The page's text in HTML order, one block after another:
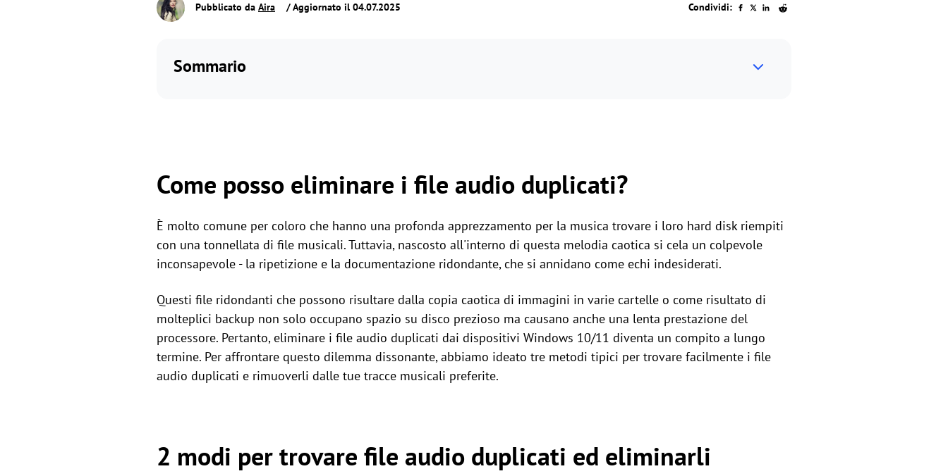
Pubblicato da Aira / Aggiornato il 04.07.2025 Condividi:
Sommario
Come posso eliminare i file audio duplicati?
È molto comune per coloro che hanno una profonda apprezzamento per la musica trovare i loro hard disk riempiti
con una tonnellata di file musicali. Tuttavia, nascosto all'interno di questa melodia caotica si cela un colpevole
inconsapevole - la ripetizione e la documentazione ridondante, che si annidano come echi indesiderati.
Questi file ridondanti che possono risultare dalla copia caotica di immagini in varie cartelle o come risultato di
molteplici backup non solo occupano spazio su disco prezioso ma causano anche una lenta prestazione del
processore. Pertanto, eliminare i file audio duplicati dai dispositivi Windows 10/11 diventa un compito a lungo
termine. Per affrontare questo dilemma dissonante, abbiamo ideato tre metodi tipici per trovare facilmente i file
audio duplicati e rimuoverli dalle tue tracce musicali preferite.
2 modi per trovare file audio duplicati ed eliminarli